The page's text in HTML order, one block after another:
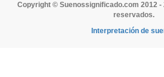
Copyright © Suenossignificado.com 2012 -
reservados.
Interpretación de